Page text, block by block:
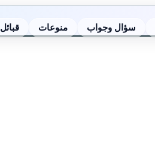
سؤال وجواب منوعات قبائل